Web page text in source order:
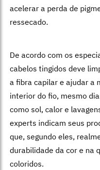
acelerar a perda de
ressecado.
De acordo com os
cabelos tingidos deve
a fibra capilar e ajudar a
interior do fio, mesmo
como sol, calor e
experts indicam seus
que, segundo eles,
durabilidade da cor e na
coloridos.